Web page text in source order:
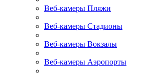
Веб-камеры Пляжи
Веб-камеры Стадионы
Веб-камеры Вокзалы
Веб-камеры Аэропорты